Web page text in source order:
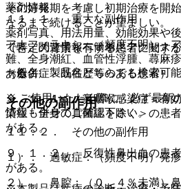
その好発期を考慮し初期治療を開
なるまで続けることが望ましい。
（特定の背景を有する患者に関す
（合併症・既往歴等のある患者）
９．１．１． 鼻咽喉感染症＜有
染症・全身の真菌症を除く＞の患
がある。
９．１．２． 反復性鼻出血の患
がある。
１１．１． 重大な副作用
アナフィラキシー（頻度不明）：
難、全身潮紅、血管性浮腫、蕁麻
ある。
その他の副作用
１１．２． その他の副作用
１）． 過敏症：（頻度不明）発
２）． 鼻腔：（０．４％未満）
薬剤情報
薬剤写真、用法用量、効能効果や
でき、関連情報へ簡単にアクセス
一般名、製品名どちらでも検索可能
※ ご使用いただく際に、必ず最新
情報も併せてご確認下さい。